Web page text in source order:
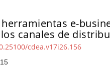
herramientas e-
canales de
cdea.v17i26.156